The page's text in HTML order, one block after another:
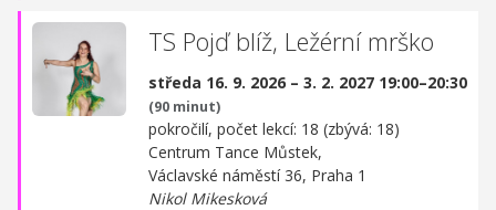
TS Pojď blíž, Ležérní mrško
středa 16. 9. 2026 – 3. 2. 2027 19:00–20:30
(90 minut)
pokročilí, počet lekcí: 18 (zbývá: 18)
Centrum Tance Můstek,
Václavské náměstí 36, Praha 1
Nikol Mikesková